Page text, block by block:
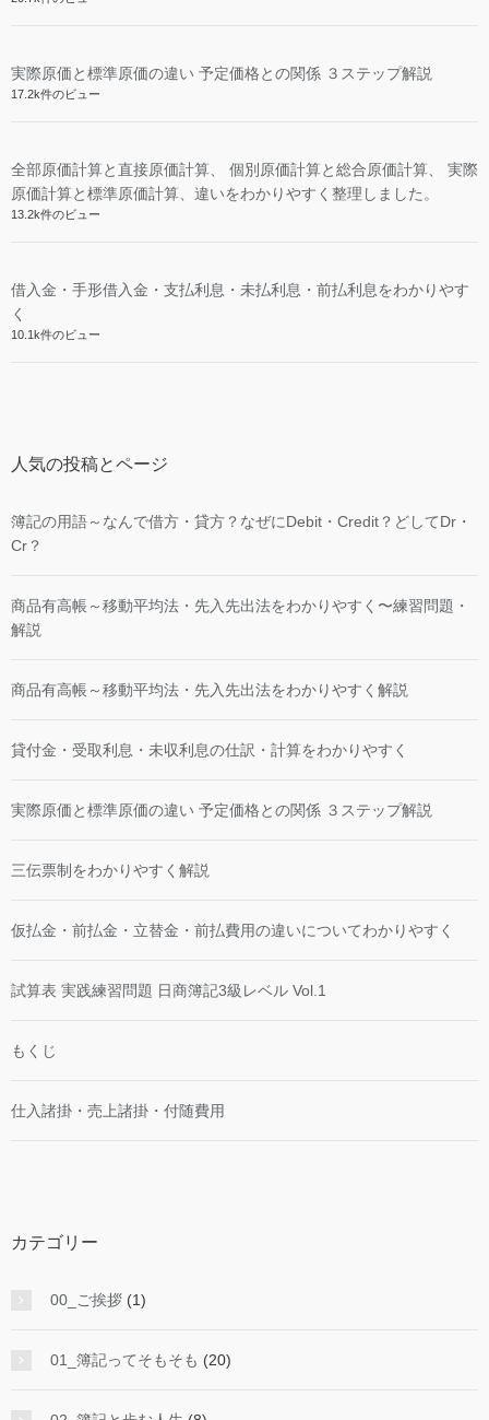
実際原価と標準原価の違い 予定価格との関係 ３ステップ解説
17.2k件のビュー
全部原価計算と直接原価計算、 個別原価計算と総合原価計算、 実際
原価計算と標準原価計算、違いをわかりやすく整理しました。
13.2k件のビュー
借入金・手形借入金・支払利息・未払利息・前払利息をわかりやす
く
10.1k件のビュー
人気の投稿とページ
簿記の用語～なんで借方・貸方？なぜにDebit・Credit？どしてDr・
Cr？
商品有高帳～移動平均法・先入先出法をわかりやすく〜練習問題・
解説
商品有高帳～移動平均法・先入先出法をわかりやすく解説
貸付金・受取利息・未収利息の仕訳・計算をわかりやすく
実際原価と標準原価の違い 予定価格との関係 ３ステップ解説
三伝票制をわかりやすく解説
仮払金・前払金・立替金・前払費用の違いについてわかりやすく
試算表 実践練習問題 日商簿記3級レベル Vol.1
もくじ
仕入諸掛・売上諸掛・付随費用
カテゴリー
00_ご挨拶 (1)
01_簿記ってそもそも (20)